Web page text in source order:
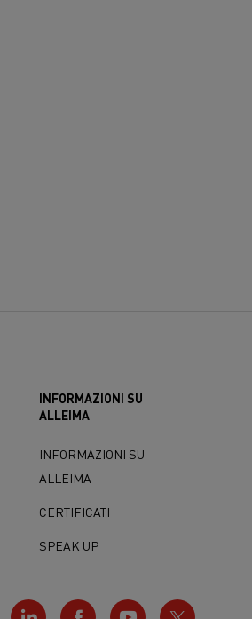
INFORMAZIONI SU
ALLEIMA
INFORMAZIONI SU
ALLEIMA
CERTIFICATI
SPEAK UP